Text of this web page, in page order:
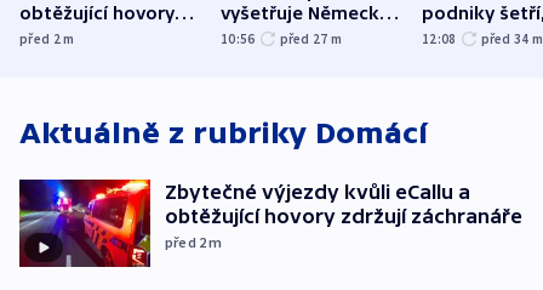
obtěžující hovory
zdržují záchranáře
před 2m
vyšetřuje Německo
jako úmyslný pokus
10:56 před 27 m
podniky
omezuje se
12:08 před 34 m
Aktuálně z rubriky Domácí
Zbytečné výjezdy kvůli eCallu a
obtěžující hovory zdržují záchranáře
před 2m